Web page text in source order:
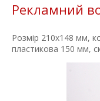
Рекламний
Розмір 210х148 мм,
пластикова 150 мм,